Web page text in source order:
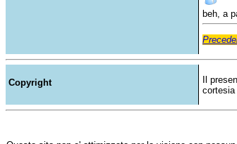
beh, a
Copyright
Il
cortesia